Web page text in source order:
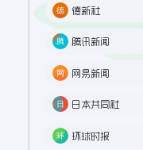
德新社
腾讯新闻
网易新闻
日本共同社
环球时报